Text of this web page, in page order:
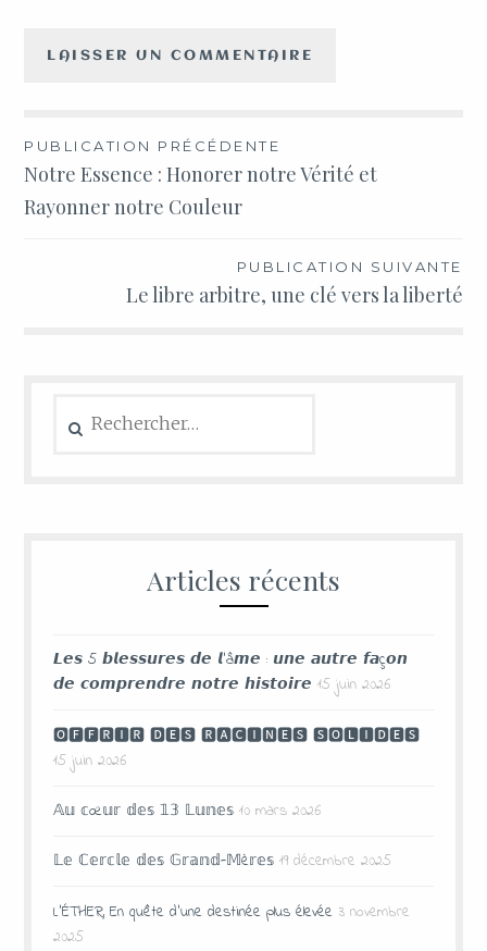
PUBLICATION PRÉCÉDENTE
Notre Essence : Honorer notre Vérité et
Rayonner notre Couleur
PUBLICATION SUIVANTE
Le libre arbitre, une clé vers la liberté
Articles récents
𝙇𝙚𝙨 5 𝙗𝙡𝙚𝙨𝙨𝙪𝙧𝙚𝙨 𝙙𝙚 𝙡’â𝙢𝙚 : 𝙪𝙣𝙚 𝙖𝙪𝙩𝙧𝙚 𝙛𝙖ç𝙤𝙣
𝙙𝙚 𝙘𝙤𝙢𝙥𝙧𝙚𝙣𝙙𝙧𝙚 𝙣𝙤𝙩𝙧𝙚 𝙝𝙞𝙨𝙩𝙤𝙞𝙧𝙚 15 juin 2026
🅾🅵🅵🆁🅸🆁 🅳🅴🆂 🆁🅰🅲🅸🅽🅴🆂 🆂🅾🅻🅸🅳🅴🆂
15 juin 2026
𝔸𝕦 𝕔œ𝕦𝕣 𝕕𝕖𝕤 𝟙𝟛 𝕃𝕦𝕟𝕖𝕤 10 mars 2026
𝕃𝕖 ℂ𝕖𝕣𝕔𝕝𝕖 𝕕𝕖𝕤 𝔾𝕣𝕒𝕟𝕕-𝕄è𝕣𝕖𝕤 19 décembre 2025
L’ÉTHER, En quête d’une destinée plus élevée 3 novembre
2025